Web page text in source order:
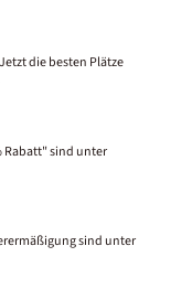
die besten Plätze
Rabatt" sind unter
sind unter